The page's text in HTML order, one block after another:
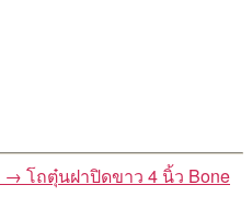
→ โถตุ๋นฝาปิดขาว 4 นิ้ว Bone